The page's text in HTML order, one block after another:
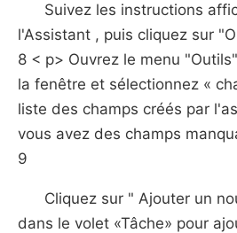
Suivez les instructions
l'Assistant , puis cliquez sur
8 < p> Ouvrez le menu
la fenêtre et sélectionnez «
liste des champs créés par
vous avez des champs
9
Cliquez sur " Ajouter un
dans le volet «Tâche» pour